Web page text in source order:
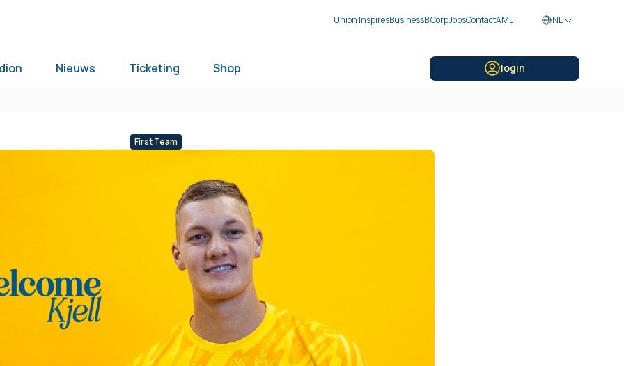
Union InspiresBusinessB CorpJobsContactAML NL
Nieuws Ticketing Shop login
First Team